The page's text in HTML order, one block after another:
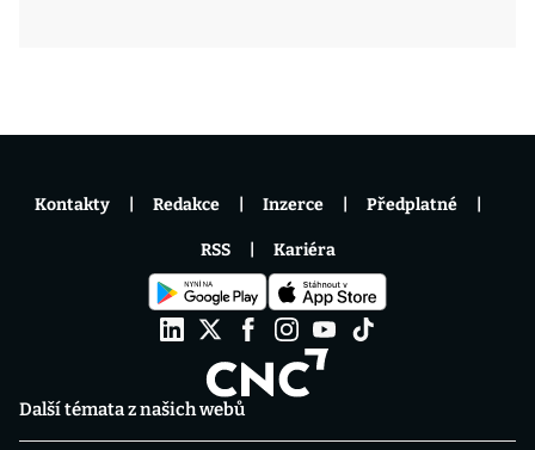
Další témata z našich webů
Kontakty Redakce Inzerce Předplatné
RSS Kariéra